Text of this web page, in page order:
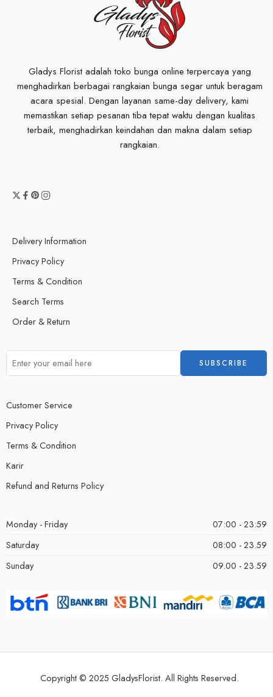
Gladys Florist adalah toko bunga online terpercaya yang
menghadirkan berbagai rangkaian bunga segar untuk beragam
acara spesial. Dengan layanan same-day delivery, kami
memastikan setiap pesanan tiba tepat waktu dengan kualitas
terbaik, menghadirkan keindahan dan makna dalam setiap
rangkaian.
Delivery Information
Privacy Policy
Terms & Condition
Search Terms
Order & Return
Customer Service
Privacy Policy
Terms & Condition
Karir
Refund and Returns Policy
Monday - Friday
07:00 - 23:59
Saturday
08:00 - 23.59
Sunday
09.00 - 23.59
Copyright © 2025 GladysFlorist. All Rights Reserved.